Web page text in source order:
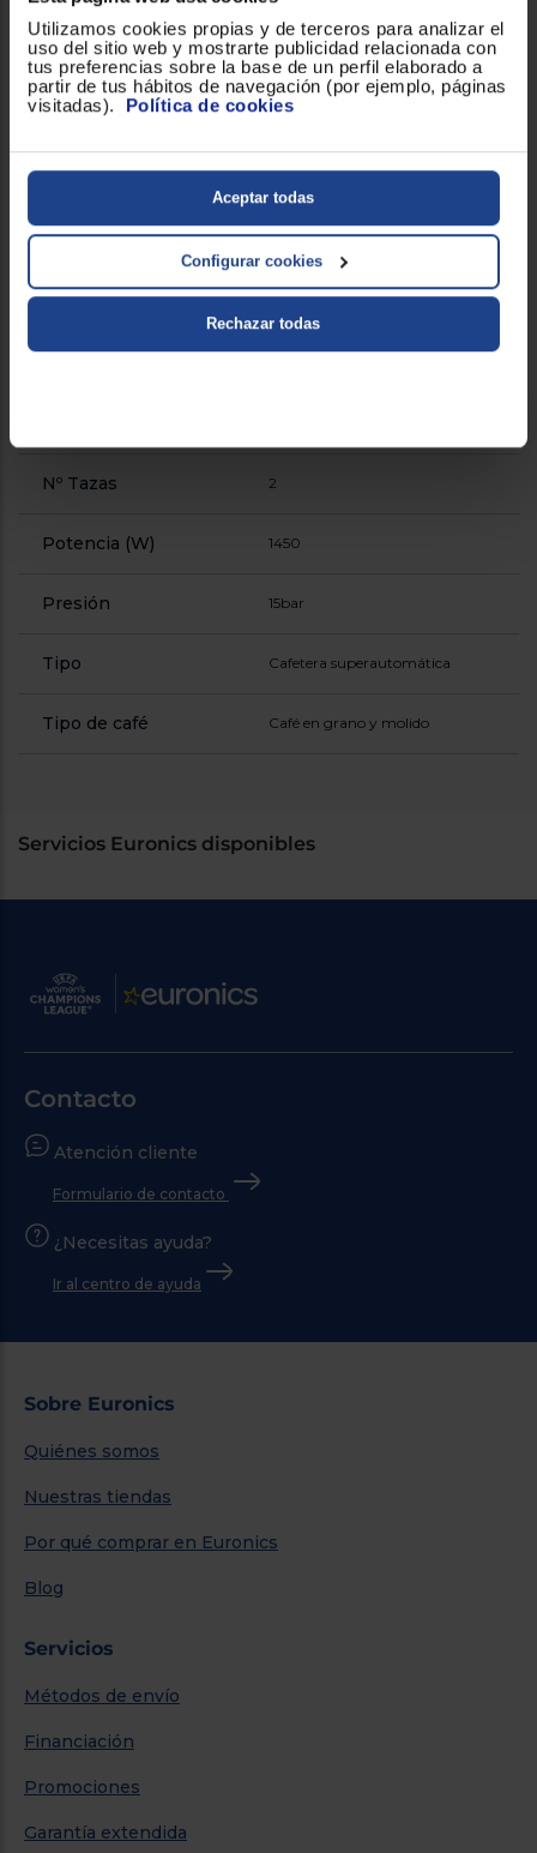
Utilizamos cookies propias y de terceros para analizar el
uso del sitio web y mostrarte publicidad relacionada con
tus preferencias sobre la base de un perfil elaborado a
partir de tus hábitos de navegación (por ejemplo, páginas
visitadas). Política de cookies
Aceptar todas
Configurar cookies
Rechazar todas
! Apagado automático
Bandeja de goteo
Capacidad deposito de
agua
1.4l
Nº Tazas 2
Potencia (W) 1450
Presión 15bar
Tipo Cafetera superautomática
Tipo de café Café en grano y molido
Servicios Euronics disponibles
Contacto
Atención cliente
Formulario de contacto
¿Necesitas ayuda?
Ir al centro de ayuda
Sobre Euronics
Quiénes somos
Nuestras tiendas
Por qué comprar en Euronics
Blog
Servicios
Métodos de envío
Financiación
Promociones
Garantía extendida